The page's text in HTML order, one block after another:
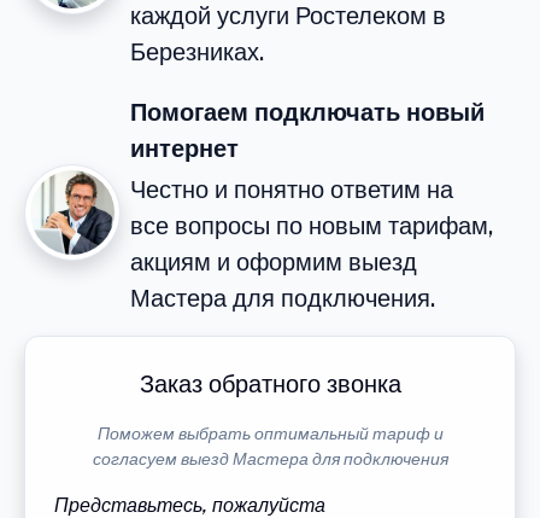
каждой услуги Ростелеком в
Березниках.
Помогаем подключать новый
интернет
Честно и понятно ответим на
все вопросы по новым тарифам,
акциям и оформим выезд
Мастера для подключения.
Заказ обратного звонка
Поможем выбрать оптимальный тариф и
согласуем выезд Мастера для подключения
Представьтесь, пожалуйста